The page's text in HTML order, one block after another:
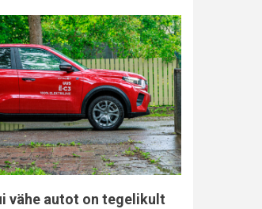
vähe autot on tegelikult